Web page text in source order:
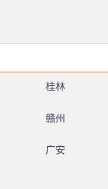
桂林
赣州
广安